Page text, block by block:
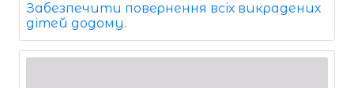
Забезпечити повернення всіх викрадених
дітей додому.